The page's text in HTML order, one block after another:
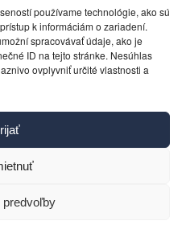
používame technológie, ako sú
k informáciám o zariadení.
spracovávať údaje, ako je
ID na tejto stránke. Nesúhlas
ovplyvniť určité vlastnosti a
údajov